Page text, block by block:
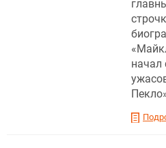
начал